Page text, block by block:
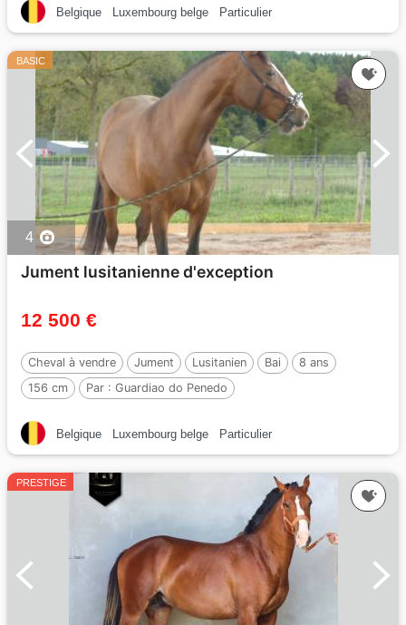
Belgique Luxembourg belge Particulier
BASIC
4
Jument lusitanienne d'exception
12 500 €
Cheval à vendre Jument Lusitanien Bai
8 ans
156 cm
Par : Guardiao do Penedo
Belgique Luxembourg belge Particulier
PRESTIGE